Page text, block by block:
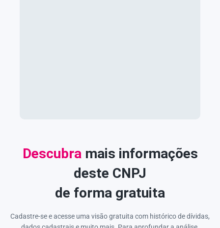
Descubra mais informações
deste CNPJ
de forma gratuita
Cadastre-se e acesse uma visão gratuita com histórico de dívidas,